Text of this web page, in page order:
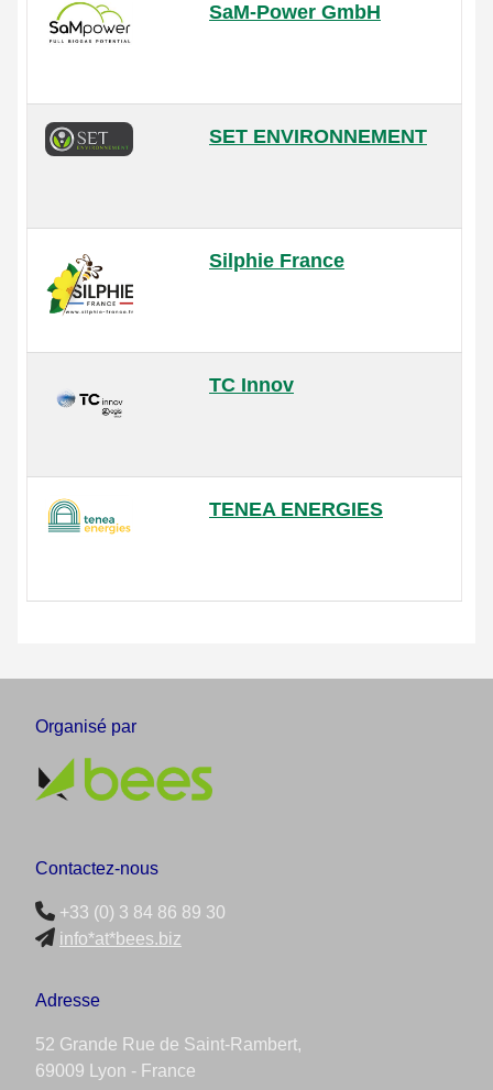
SaM-Power GmbH
SET ENVIRONNEMENT
Silphie France
TC Innov
TENEA ENERGIES
Organisé par
Contactez-nous
+33 (0) 3 84 86 89 30
info*at*bees.biz
Adresse
52 Grande Rue de Saint-Rambert,
69009 Lyon - France